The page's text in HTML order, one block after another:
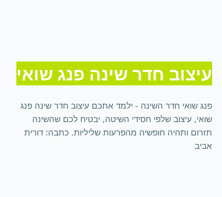
עיצוב חדר שינה פנג שואי
פנג שואי חדר השינה - ילמד אתכם עיצוב חדר שינה פנג
שואי, עיצוב שלפי חסידי השיטה, יבטיח לכם שהשינה
תזרום ותהיה חופשיה מהפרעות שליליות. כתבה: דורית
אביב